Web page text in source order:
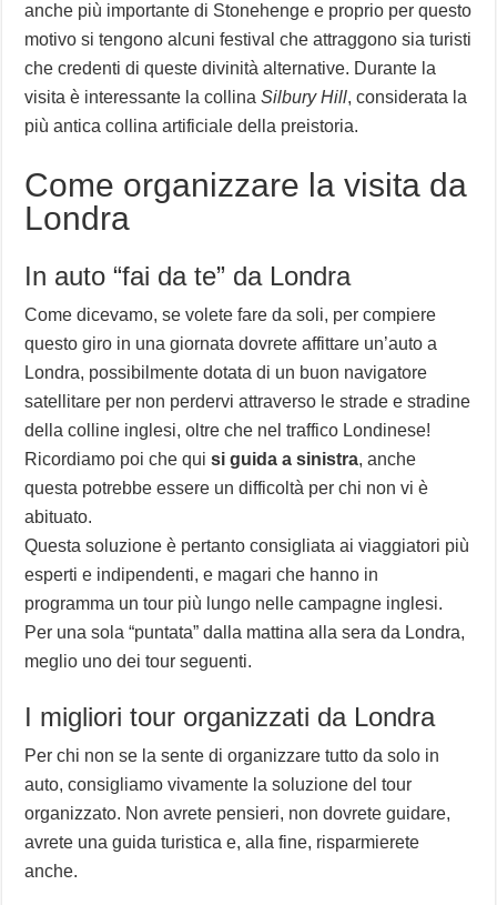
anche più importante di Stonehenge e proprio per questo
motivo si tengono alcuni festival che attraggono sia turisti
che credenti di queste divinità alternative. Durante la
visita è interessante la collinaSilbury Hill, considerata la
più antica collina artificiale della preistoria.
Come organizzare la visita da
Londra
In auto “fai da te” da Londra
Come dicevamo, se volete fare da soli, per compiere
questo giro in una giornata dovrete affittare un’auto a
Londra, possibilmente dotata di un buon navigatore
satellitare per non perdervi attraverso le strade e stradine
della colline inglesi, oltre che nel traffico Londinese!
Ricordiamo poi che quisi guida a sinistra, anche
questa potrebbe essere un difficoltà per chi non vi è
abituato.
Questa soluzione è pertanto consigliata ai viaggiatori più
esperti e indipendenti, e magari che hanno in
programma un tour più lungo nelle campagne inglesi.
Per una sola “puntata” dalla mattina alla sera da Londra,
meglio uno dei tour seguenti.
I migliori tour organizzati da Londra
Per chi non se la sente di organizzare tutto da solo in
auto, consigliamo vivamente la soluzione del tour
organizzato. Non avrete pensieri, non dovrete guidare,
avrete una guida turistica e, alla fine, risparmierete
anche.